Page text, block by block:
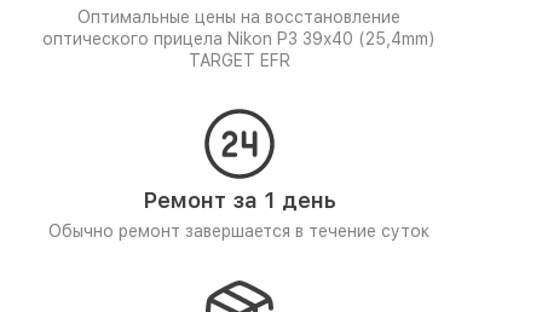
Оптимальные цены на восстановление
оптического прицела Nikon P3 39x40 (25,4mm)
TARGET EFR
Ремонт за 1 день
Обычно ремонт завершается в течение суток